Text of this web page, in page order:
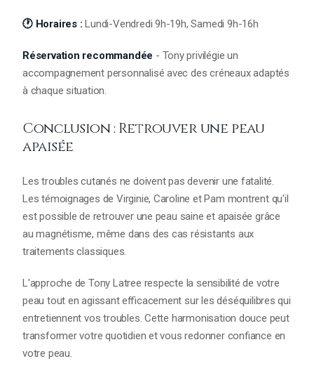
🕐 Horaires : Lundi-Vendredi 9h-19h, Samedi 9h-16h
Réservation recommandée - Tony privilégie un
accompagnement personnalisé avec des créneaux adaptés
à chaque situation.
Conclusion : Retrouver une peau
apaisée
Les troubles cutanés ne doivent pas devenir une fatalité.
Les témoignages de Virginie, Caroline et Pam montrent qu'il
est possible de retrouver une peau saine et apaisée grâce
au magnétisme, même dans des cas résistants aux
traitements classiques.
L'approche de Tony Latree respecte la sensibilité de votre
peau tout en agissant efficacement sur les déséquilibres qui
entretiennent vos troubles. Cette harmonisation douce peut
transformer votre quotidien et vous redonner confiance en
votre peau.